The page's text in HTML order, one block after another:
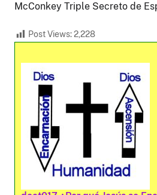
McConkey Triple Secreto de
Post Views:2,228